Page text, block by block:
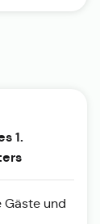
1.
Gäste und